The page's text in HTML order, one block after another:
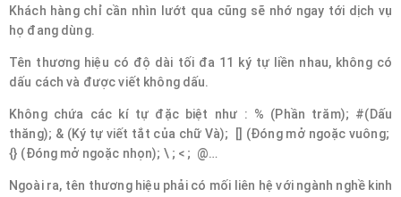
Khách hàng chỉ cần nhìn lướt qua cũng sẽ nhớ ngay tới dịch vụ
họ đang dùng.
Tên thương hiệu có độ dài tối đa 11 ký tự liền nhau, không có
dấu cách và được viết không dấu.
Không chứa các kí tự đặc biệt như : % (Phần trăm); #(Dấu
thăng); & (Ký tự viết tắt của chữ Và); [] (Đóng mở ngoặc vuông;
{} (Đóng mở ngoặc nhọn); \ ; < ; @…
Ngoài ra, tên thương hiệu phải có mối liên hệ với ngành nghề kinh